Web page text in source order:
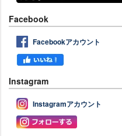
Facebook
Facebookアカウント
Instagram
Instagramアカウント